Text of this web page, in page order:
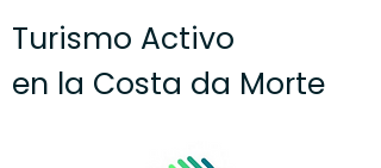
Turismo Activo
en la Costa da Morte